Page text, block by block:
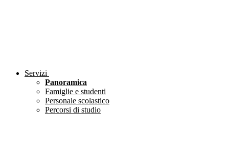
Servizi
Panoramica
Famiglie e studenti
Personale scolastico
Percorsi di studio